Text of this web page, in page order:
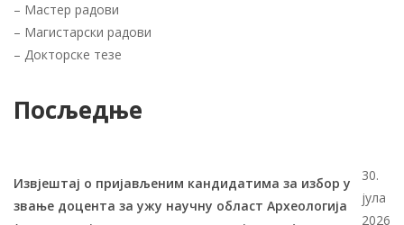
– Мастер радови
– Магистарски радови
– Докторске тезе
Посљедње
Извјештај о пријављеним кандидатима за избор у
звање доцента за ужу научну област Археологија
30.
јула
2026